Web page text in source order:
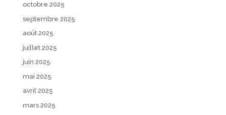
octobre 2025
septembre 2025
août 2025
juillet 2025
juin 2025
mai 2025
avril 2025
mars 2025